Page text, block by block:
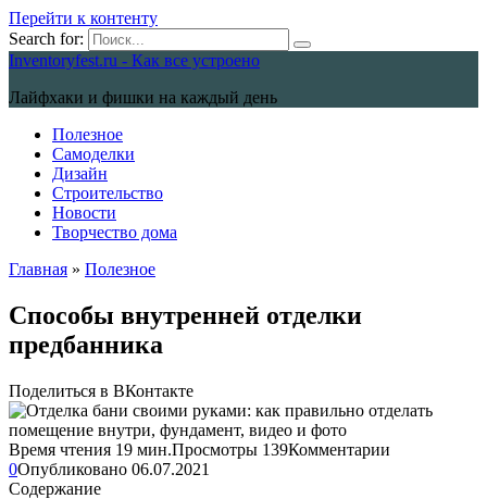
Перейти к контенту
Search for:
Inventoryfest.ru - Как все устроено
Лайфхаки и фишки на каждый день
Полезное
Самоделки
Дизайн
Строительство
Новости
Творчество дома
Главная » Полезное
Способы внутренней отделки
предбанника
Поделиться в ВКонтакте
Время чтения 19 мин.Просмотры 139Комментарии
0Опубликовано 06.07.2021
Содержание